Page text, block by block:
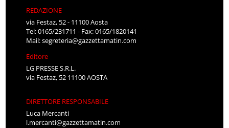
REDAZIONE
via Festaz, 52 - 11100 Aosta
Tel: 0165/231711 - Fax: 0165/1820141
Mail:segreteria@gazzettamatin.com
Editore
LG PRESSE S.R.L.
via Festaz, 52 11100 AOSTA
DIRETTORE RESPONSABILE
Luca Mercanti
l.mercanti@gazzettamatin.com